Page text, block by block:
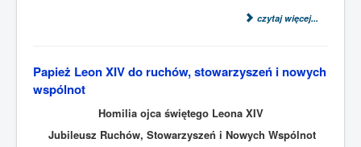
czytaj więcej...
Papież Leon XIV do ruchów, stowarzyszeń i nowych
wspólnot
Homilia ojca świętego Leona XIV
Jubileusz Ruchów, Stowarzyszeń i Nowych Wspólnot